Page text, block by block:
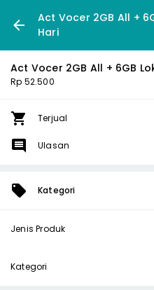
Act Vocer 2GB All +
Hari
Act Vocer 2GB All + 6GB
Rp 52.500
Terjual
Ulasan
Kategori
Jenis Produk
Kategori